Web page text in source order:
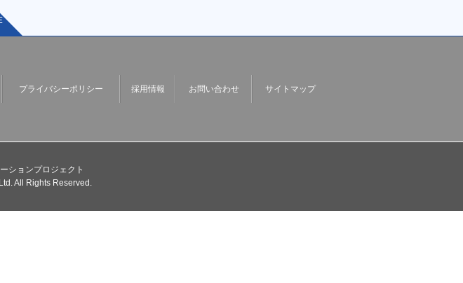
プライバシーポリシー 採用情報 お問い合わせ サイトマップ
ションプロジェクト
All Rights Reserved.